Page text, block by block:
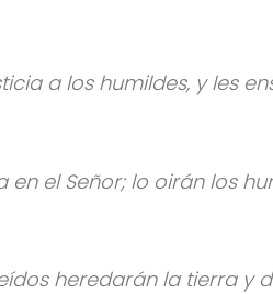
a los humildes, y les
en el Señor; lo oirán los
heredarán la tierra y